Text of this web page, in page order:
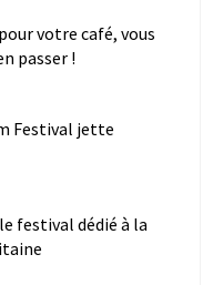
votre café, vous
passer !
Festival jette
festival dédié à la